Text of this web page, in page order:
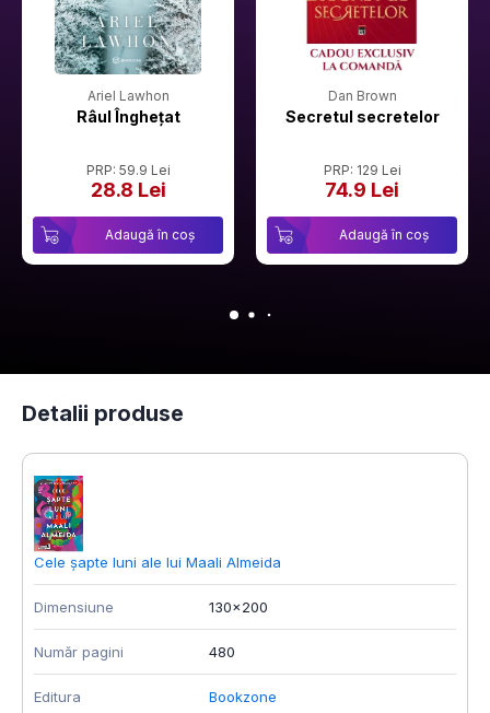
Ariel Lawhon
Râul Înghețat
PRP: 59.9 Lei
28.8 Lei
Adaugă în coș
Dan Brown
Secretul secretelor
PRP: 129 Lei
74.9 Lei
Adaugă în coș
Detalii produse
Cele șapte luni ale lui Maali Almeida
Dimensiune 130x200
Număr pagini 480
Editura Bookzone